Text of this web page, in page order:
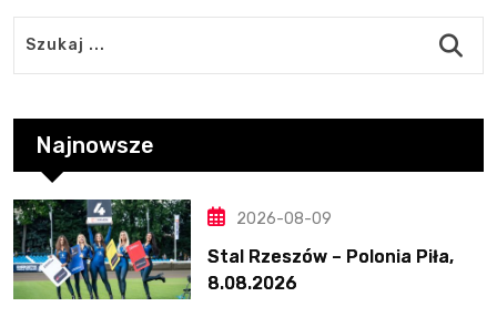
Najnowsze
2026-08-09
Stal Rzeszów – Polonia Piła,
8.08.2026